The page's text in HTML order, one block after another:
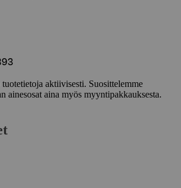
aktiivisesti. Suosittelemme
ainesosat aina myös myyntipakkauksesta.